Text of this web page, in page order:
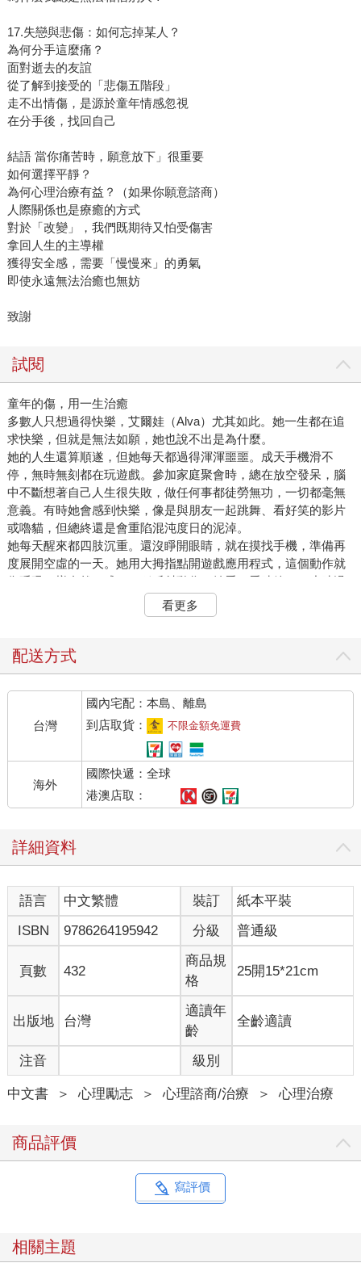
17.失戀與悲傷：如何忘掉某人？
為何分手這麼痛？
面對逝去的友誼
從了解到接受的「悲傷五階段」
走不出情傷，是源於童年情感忽視
在分手後，找回自己
結語 當你痛苦時，願意放下」很重要
如何選擇平靜？
為何心理治療有益？（如果你願意諮商）
人際關係也是療癒的方式
對於「改變」，我們既期待又怕受傷害
拿回人生的主導權
獲得安全感，需要「慢慢來」的勇氣
即使永遠無法治癒也無妨
致謝
試閱
童年的傷，用一生治癒
多數人只想過得快樂，艾爾娃（Alva）尤其如此。她一生都在追
求快樂，但就是無法如願，她也說不出是為什麼。
她的人生還算順遂，但她每天都過得渾渾噩噩。成天手機滑不
停，無時無刻都在玩遊戲。參加家庭聚會時，總在放空發呆，腦
中不斷想著自己人生很失敗，做任何事都徒勞無功，一切都毫無
意義。有時她會感到快樂，像是與朋友一起跳舞、看好笑的影片
或嚕貓，但總終還是會重陷混沌度日的泥淖。
她每天醒來都四肢沉重。還沒睜開眼睛，就在摸找手機，準備再
度展開空虛的一天。她用大拇指點開遊戲應用程式，這個動作就
像呼吸一樣自然，成了一種反射動作。她看了看時鐘，一小時過
了，不但上班遲到，還錯過了她前一天在滿懷希望的妄想中對自
己保證一定會去上的健身課。
了！自己必須做出改變，今天就是解決這個問題的日子--她將竭盡
她下了重本投資「快樂產業」。她買了一個新衣櫥，希望能讓自
己感到幸福，但根本毫無幫助。她刪掉了手機遊戲，並設定使用
其他應用程式的時間限制。頭幾天還算有效，但她後來又故態復
萌。她也實行一套新的養生之道，嘗試吃健康的食物與養成慢跑
習慣，這讓她有種贏過別人的優越感，但並未真正使她感到快
樂。她辭去了朝九晚五的工作，到外地旅遊，在印度、墨西哥與
峇里島度假一年。她還開始做瑜珈，身心比以前健康了一點，但
悲傷的感覺依舊如影隨形。
訓，期盼與孩子相處的這份工作能帶來滿足感。結果也的確如
此，但她仍隱約感受到深沉的悲傷。也許，她需要一段感情，需
要有人愛她與支持她。她遇見了賈馬爾（Jamal），一個幽默、性
感、野心勃勃又體貼入微的完美男人。她過了好幾個月的幸福生
活，每天都心神蕩漾、充滿期待，感覺世界變得美妙。她與賈馬
爾在一起時甚至忘了手機的存在。也許這就是她在尋找的快樂，
也許她心中那股與生活脫節的莫名感受終於消失了。
之後，熱戀期過了，催產素--所謂「愛的荷爾蒙」--漸漸消退，她
內心再度湧現不可名狀的恐懼。她又像從前那樣工作時心不在
焉，與朋友相約總提不起勁，經常強顏歡笑，但內心其實感覺糟
透了。她又開始玩手機遊戲，搭公車、早上醒來及晚上睡前都在
玩，就連跟賈馬爾約會時也是，兩人因此變得疏離且感到孤獨。
世界再度變成黑白，而艾爾娃找不到原因。
她為什麼就是無法感到快樂呢？她有努力試著改變啊！
關鍵在於，艾爾娃根本沒有釐清問題的重點。她付出的所有努力
工作、人際關係與生活方式都會對你的心理健康產生重大影響，
但它們與你--以及艾爾娃--痛苦掙扎的原因並無太大關聯。
我立刻察覺到她非常害怕坦誠以對，也很焦慮。雖然臉上帶著微
笑，但似乎並不快樂。她看來心不在焉、與人有疏離感，每句話
開始接受治療的模樣：一直發呆、感覺害怕，整個人魂不附體。
「我該怎麼辦？」她問，「告訴我該怎麼做。」
看更多
配送方式
台灣
國內宅配：本島、離島
到店取貨：
不限金額免運費
海外
國際快遞：全球
港澳店取：
詳細資料
語言 中文繁體 裝訂
紙本平裝
ISBN
9786264195942 分級 普通級
頁數 432
商品規
格
25開15*21cm
出版地 台灣
適讀年
齡
全齡適讀
注音 級別
中文書 ＞ 心理勵志 ＞ 心理諮商/治療 ＞ 心理治療
商品評價
寫評價
相關主題